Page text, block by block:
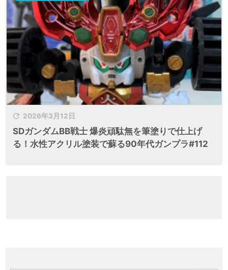
 2026年3月12日
SDガンダムBB戦士 爆炎頑駄無を筆塗りで仕上げ
る！水性アクリル塗装で蘇る90年代ガンプラ#112